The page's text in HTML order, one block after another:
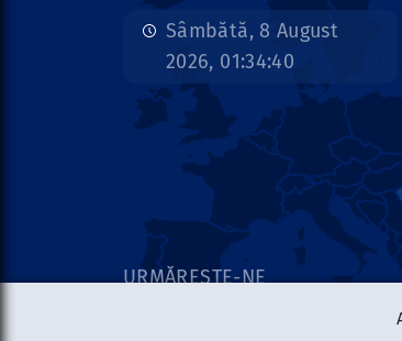
Sâmbătă, 8 August
2026, 01:34:41
URMĂREȘTE-NE